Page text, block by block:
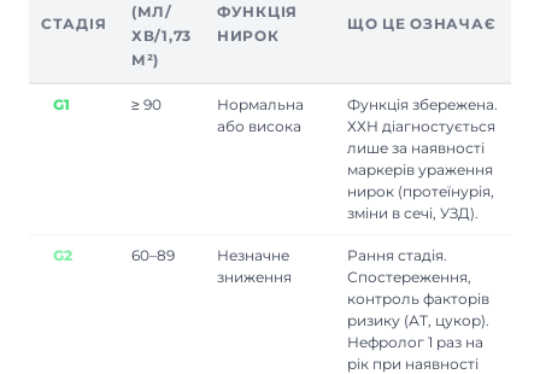
СТАДІЯ
(МЛ/
ХВ/1,73
М²)
ФУНКЦІЯ
НИРОК
ЩО ЦЕ ОЗНАЧАЄ
G1 ≥ 90
Нормальна
або висока
Функція збережена.
ХХН діагностується
лише за наявності
маркерів ураження
нирок (протеїнурія,
зміни в сечі, УЗД).
G2 60–89
Незначне
зниження
Рання стадія.
Спостереження,
контроль факторів
ризику (АТ, цукор).
Нефролог 1 раз на
рік при наявності